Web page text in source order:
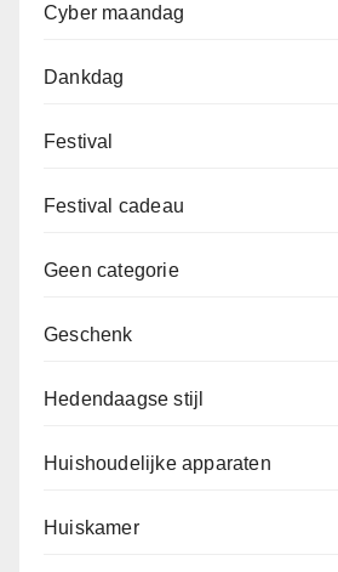
Cyber maandag
Dankdag
Festival
Festival cadeau
Geen categorie
Geschenk
Hedendaagse stijl
Huishoudelijke apparaten
Huiskamer